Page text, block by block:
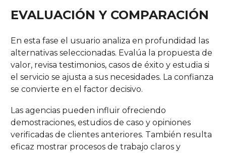
EVALUACIÓN Y COMPARACIÓN
En esta fase el usuario analiza en profundidad las
alternativas seleccionadas. Evalúa la propuesta de
valor, revisa testimonios, casos de éxito y estudia si
el servicio se ajusta a sus necesidades. La confianza
se convierte en el factor decisivo.
Las agencias pueden influir ofreciendo
demostraciones, estudios de caso y opiniones
verificadas de clientes anteriores. También resulta
eficaz mostrar procesos de trabajo claros y